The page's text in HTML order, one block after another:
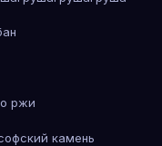
ржи
камень